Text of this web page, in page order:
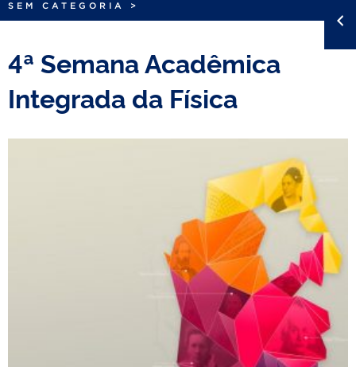
INTERNACIONAL
PORTARIAS
SEM CATEGORIA >
4ª Semana Acadêmica
Integrada da Física